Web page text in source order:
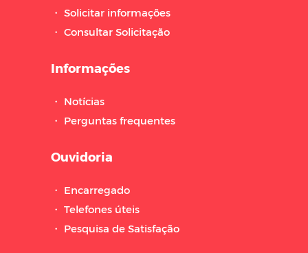
・ Solicitar informações
・ Consultar Solicitação
Informações
・ Notícias
・ Perguntas frequentes
Ouvidoria
・ Encarregado
・ Telefones úteis
・ Pesquisa de Satisfação